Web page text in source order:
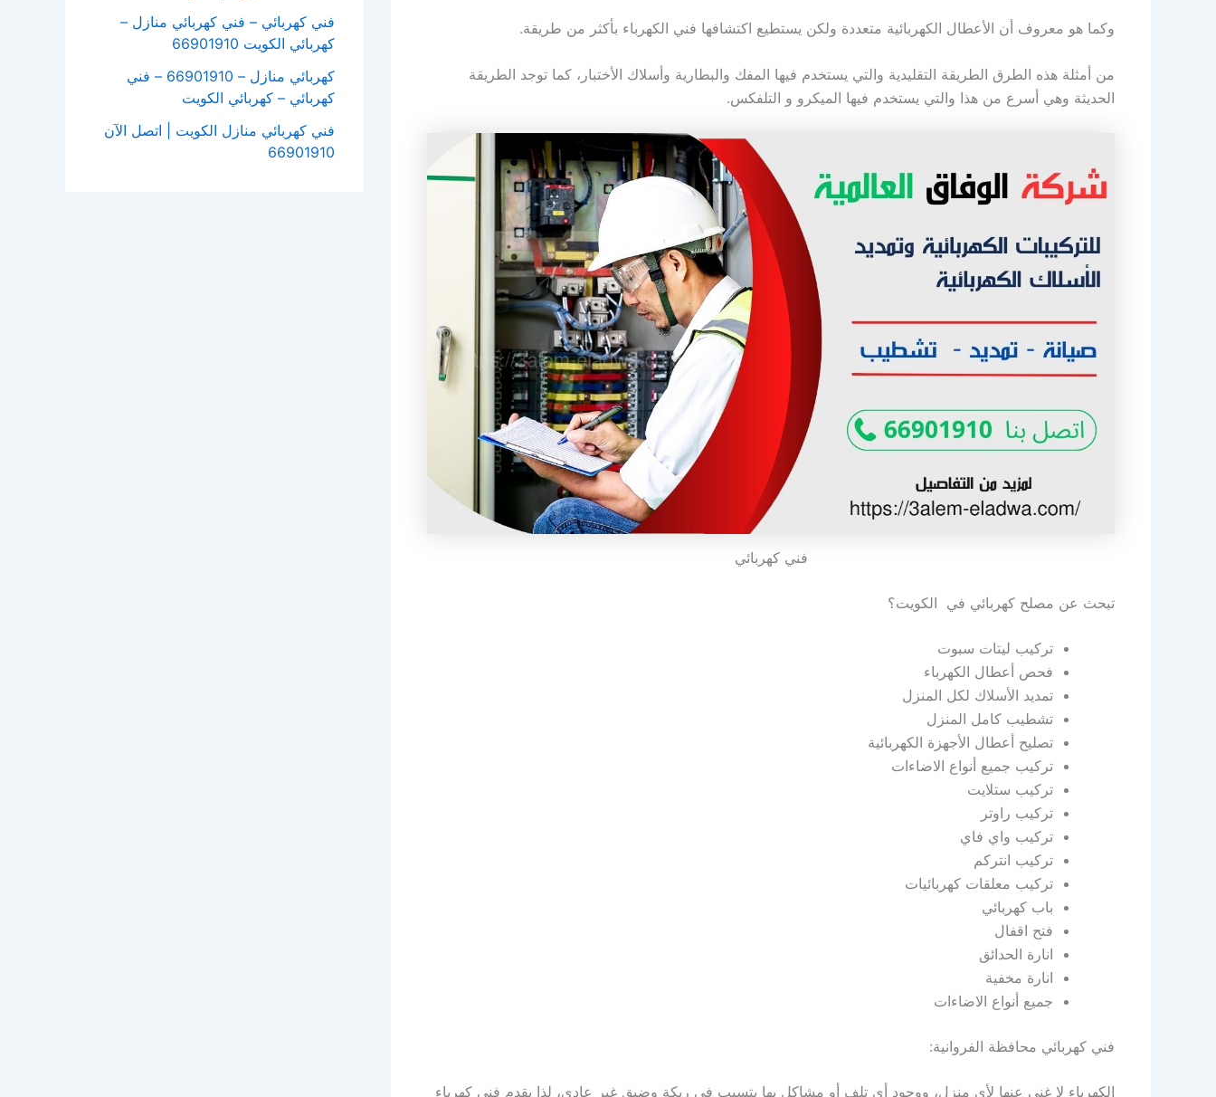
وكما هو معروف أن الأعطال الكهربائية متعددة ولكن يستطيع اكتشافها فني الكهرباء بأكثر من طريقة.
من أمثلة هذه الطرق الطريقة التقليدية والتي يستخدم فيها المفك والبطارية وأسلاك الأختبار، كما توجد الطريقة
الحديثة وهي أسرع من هذا والتي يستخدم فيها الميكرو و التلفكس.
فني كهربائي
تبحث عن مصلح كهربائي في الكويت؟
تركيب ليتات سبوت
فحص أعطال الكهرباء
تمديد الأسلاك لكل المنزل
تشطيب كامل المنزل
تصليح أعطال الأجهزة الكهربائية
تركيب جميع أنواع الاضاءات
تركيب ستلايت
تركيب راوتر
تركيب واي فاي
تركيب انتركم
تركيب معلقات كهربائيات
باب كهربائي
فتح اقفال
انارة الحدائق
انارة مخفية
جميع أنواع الاضاءات
فني كهربائي محافظة الفروانية:
الكهرباء لا غنى عنها لأي منزل، ووجود أي تلف أو مشاكل بها يتسبب في ربكة وضيق غير عادي، لذا يقدم فني كهرباء
فني كهربائي – فني كهربائي منازل –
كهربائي الكويت 66901910
كهربائي منازل – 66901910 – فني
كهربائي – كهربائي الكويت
فني كهربائي منازل الكويت | اتصل الآن
66901910